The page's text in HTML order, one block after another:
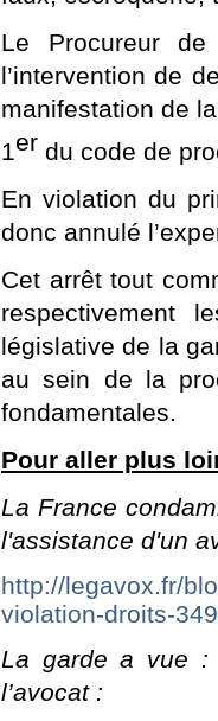
Le Procureur
l’intervention de
manifestation de
1er du code de
En violation du
donc annulé
Cet arrêt tout
respectivement
législative de la
au sein de la
fondamentales.
Pour aller plus
La France
l'assistance d'un
http://legavox.fr/
violation-droits-
La garde a vue :
l’avocat :